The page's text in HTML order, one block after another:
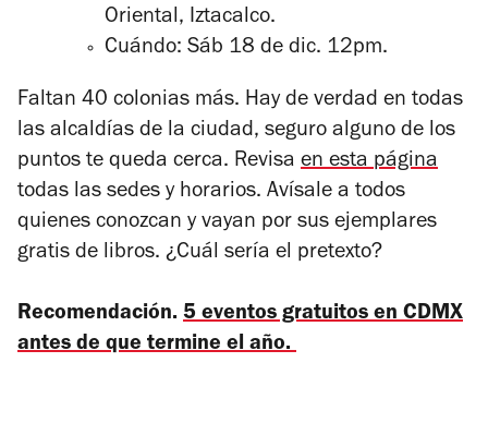
Oriental, Iztacalco.
Cuándo: Sáb 18 de dic. 12pm.
Faltan 40 colonias más. Hay de verdad en todas
las alcaldías de la ciudad, seguro alguno de los
puntos te queda cerca. Revisa en esta página
todas las sedes y horarios. Avísale a todos
quienes conozcan y vayan por sus ejemplares
gratis de libros. ¿Cuál sería el pretexto?
Recomendación. 5 eventos gratuitos en CDMX
antes de que termine el año.